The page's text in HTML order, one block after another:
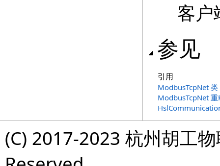
客户
参见
引用
ModbusTcpNet 类
ModbusTcpNet 重
(C) 2017-2023 杭州胡工